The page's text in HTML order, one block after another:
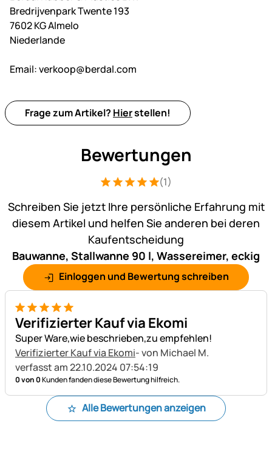
Bredrijvenpark Twente 193
7602 KG Almelo
Niederlande
Email:verkoop@berdal.com
Frage zum Artikel? Hierstellen!
Bewertungen
Bewertung: 5 von 5 (1 Bewertungen)
1 Bewertung(1)
Schreiben Sie jetzt Ihre persönliche Erfahrung mit
diesem Artikel und helfen Sie anderen bei deren
Kaufentscheidung
Bauwanne, Stallwanne 90 l, Wassereimer, eckig
Einloggen und Bewertung schreiben
5 von 5
Verifizierter Kauf via Ekomi
Super Ware,wie beschrieben,zu empfehlen!
Verifizierter Kauf via Ekomi- von Michael M.
verfasst am 22.10.2024 07:54:19
0 von 0Kunden fanden diese Bewertung hilfreich.
Alle Bewertungen anzeigen